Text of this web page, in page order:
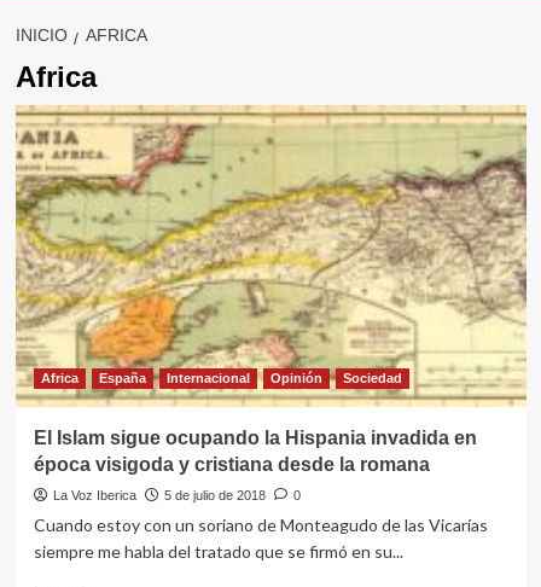
INICIO AFRICA
Africa
Africa España Internacional Opinión Sociedad
El Islam sigue ocupando la Hispania invadida en
época visigoda y cristiana desde la romana
La Voz Iberica 5 de julio de 2018 0
Cuando estoy con un soriano de Monteagudo de las Vicarías
siempre me habla del tratado que se firmó en su...